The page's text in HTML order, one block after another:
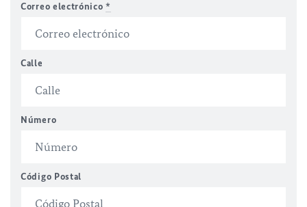
Correo electrónico*
Calle
Número
Código Postal